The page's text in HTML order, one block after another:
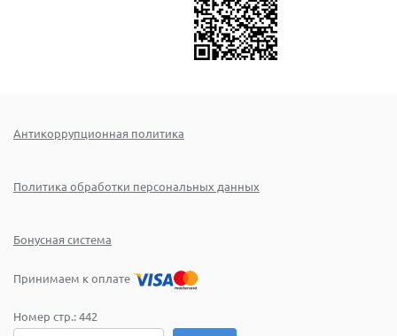
Антикоррупционная политика
Политика обработки персональных данных
Бонусная система
Принимаем к оплате
Номер стр.:442